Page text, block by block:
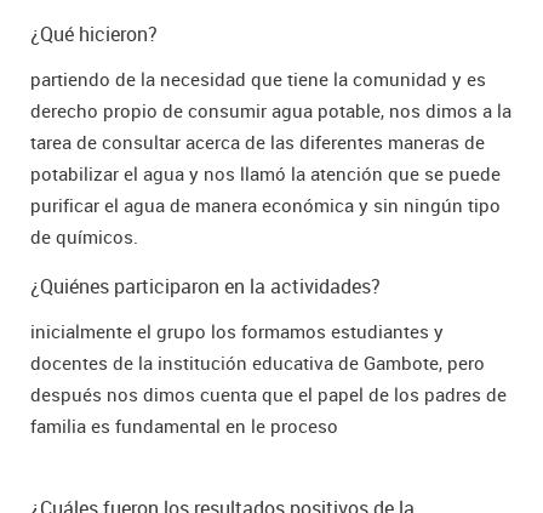
¿Qué hicieron?
partiendo de la necesidad que tiene la comunidad y es
derecho propio de consumir agua potable, nos dimos a la
tarea de consultar acerca de las diferentes maneras de
potabilizar el agua y nos llamó la atención que se puede
purificar el agua de manera económica y sin ningún tipo
de químicos.
¿Quiénes participaron en la actividades?
inicialmente el grupo los formamos estudiantes y
docentes de la institución educativa de Gambote, pero
después nos dimos cuenta que el papel de los padres de
familia es fundamental en le proceso